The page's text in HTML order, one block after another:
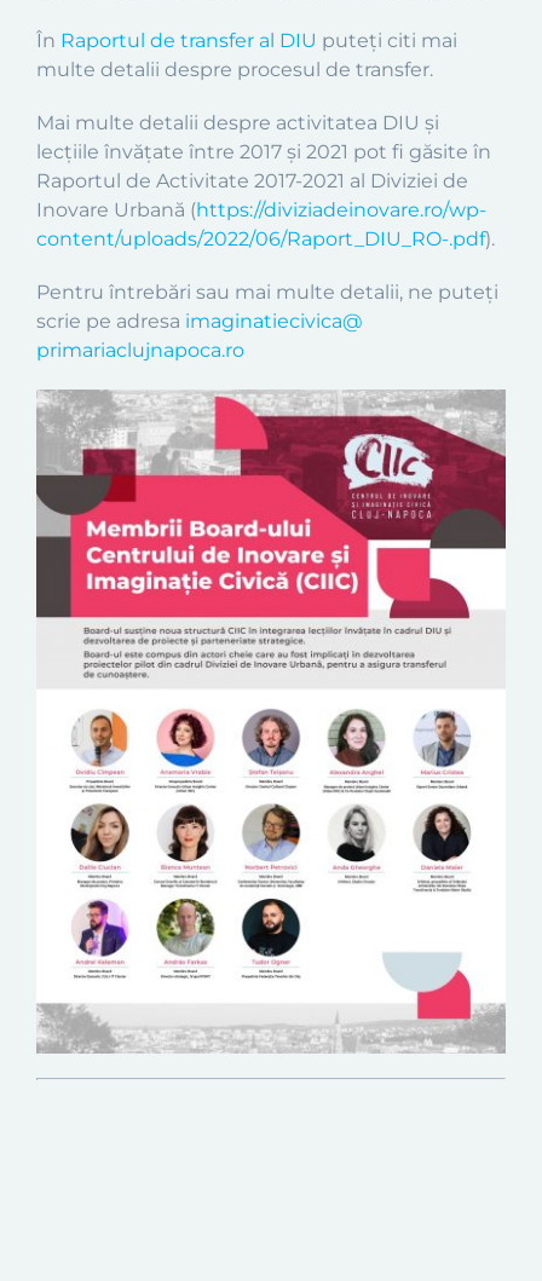
În Raportul de transfer al DIU puteți citi mai
multe detalii despre procesul de transfer.
Mai multe detalii despre activitatea DIU și
lecțiile învățate între 2017 și 2021 pot fi găsite în
Raportul de Activitate 2017-2021 al Diviziei de
Inovare Urbană (https://diviziadeinovare.ro/wp-
content/uploads/2022/06/Raport_DIU_RO-.pdf).
Pentru întrebări sau mai multe detalii, ne puteți
scrie pe adresa imaginatiecivica@
primariaclujnapoca.ro